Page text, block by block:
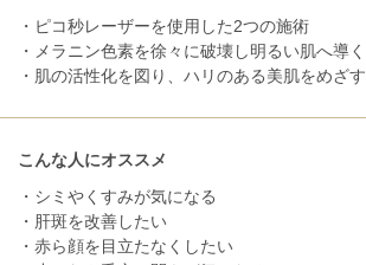
・ピコ秒レーザーを使用した2つの施術
・メラニン色素を徐々に破壊し明るい肌へ導く
・肌の活性化を図り、ハリのある美肌をめざす
こんな人にオススメ
・シミやくすみが気になる
・肝斑を改善したい
・赤ら顔を目立たなくしたい